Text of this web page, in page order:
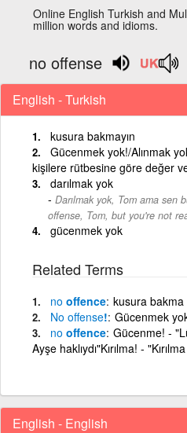
Online English Turkish and
million words and idioms.
no offense
English - Turkish
kusura bakmayın
Gücenmek yok!/Alınmak
kişilere rütbesine göre değer
darılmak yok
Darılmak yok, Tom ama sen
offense, Tom, but you're not
gücenmek yok
Related Terms
no offence kusura bakma
No offense! Gücenmek
no offence Gücenme! -
Ayşe haklıydı"Kırılma! -
English - English